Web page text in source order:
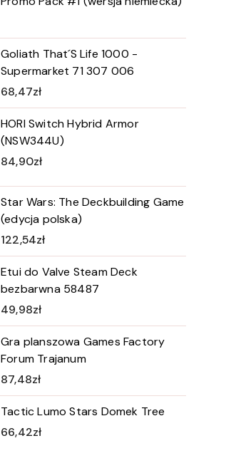
Goliath That´S Life 1000 -
Supermarket 71 307 006
68,47zł
HORI Switch Hybrid Armor
(NSW344U)
84,90zł
Star Wars: The Deckbuilding Game
(edycja polska)
122,54zł
Etui do Valve Steam Deck
bezbarwna 58487
49,98zł
Gra planszowa Games Factory
Forum Trajanum
87,48zł
Tactic Lumo Stars Domek Tree
66,42zł